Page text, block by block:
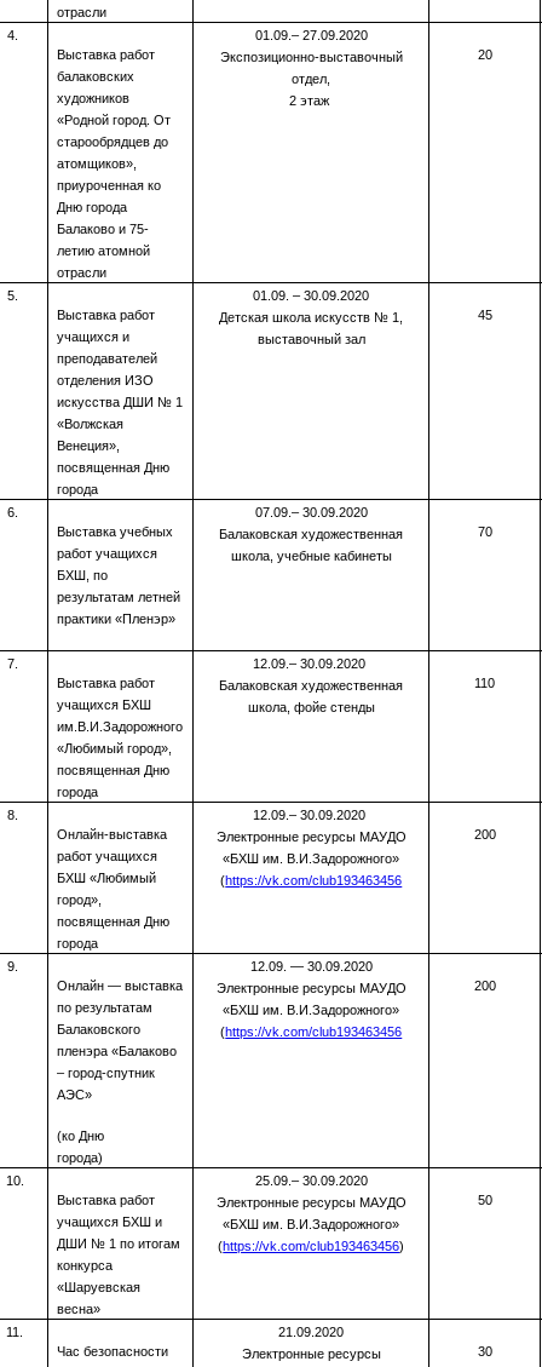
отрасли
4.
Выставка работ
балаковских
художников
«Родной город. От
старообрядцев до
атомщиков»,
приуроченная ко
Дню города
Балаково и 75-
летию атомной
отрасли
01.09.– 27.09.2020
Экспозиционно-выставочный
отдел,
2 этаж
20
5.
Выставка работ
учащихся и
преподавателей
отделения ИЗО
искусства ДШИ № 1
«Волжская
Венеция»,
посвященная Дню
города
01.09. – 30.09.2020
Детская школа искусств № 1,
выставочный зал
45
6.
Выставка учебных
работ учащихся
БХШ, по
результатам летней
практики «Пленэр»
07.09.– 30.09.2020
Балаковская художественная
школа, учебные кабинеты
70
7.
Выставка работ
учащихся БХШ
им.В.И.Задорожного
«Любимый город»,
посвященная Дню
города
12.09.– 30.09.2020
Балаковская художественная
школа, фойе стенды
110
8.
Онлайн-выставка
работ учащихся
БХШ «Любимый
город»,
посвященная Дню
города
12.09.– 30.09.2020
Электронные ресурсы МАУДО
«БХШ им. В.И.Задорожного»
(https://vk.com/club193463456
200
9.
Онлайн — выставка
по результатам
Балаковского
пленэра «Балаково
– город-спутник
АЭС»
(ко Дню
города)
12.09. — 30.09.2020
Электронные ресурсы МАУДО
«БХШ им. В.И.Задорожного»
(https://vk.com/club193463456
200
10.
Выставка работ
учащихся БХШ и
ДШИ № 1 по итогам
конкурса
«Шаруевская
весна»
25.09.– 30.09.2020
Электронные ресурсы МАУДО
«БХШ им. В.И.Задорожного»
(https://vk.com/club193463456)
50
11.
Час безопасности
21.09.2020
Электронные ресурсы
30